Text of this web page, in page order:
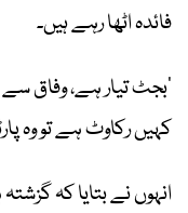
فائدہ اٹھا رہے ہیں۔
’بجٹ تیار ہے، وفاق
کہیں رکاوٹ ہے تو وہ
انہوں نے بتایا کہ